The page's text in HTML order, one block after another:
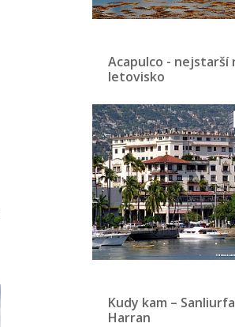
Acapulco - nejstarší
letovisko
Kudy kam –
Harran